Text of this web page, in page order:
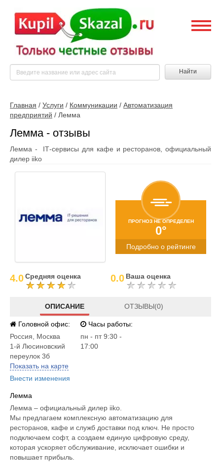
Найти
Главная / Услуги / Коммуникации / Автоматизация
предприятий / Лемма
Лемма - отзывы
Лемма - IT‑сервисы для кафе и ресторанов, официальный
дилер iiko
ПРОГНОЗ НЕ ОПРЕДЕЛЕН
0°
Подробно о рейтинге
4.0Средняя оценка 0.0 Ваша оценка
ОПИСАНИЕ ОТЗЫВЫ(0)
Головной офис:
Россия
Москва
1-й Люсиновский
переулок 3б
Показать на карте
Внести изменения
Часы работы:
пн - пт 9:30 -
17:00
Лемма
Лемма – официальный дилер iiko.
Мы предлагаем комплексную автоматизацию для
ресторанов, кафе и служб доставки под ключ. Не просто
подключаем софт, а создаем единую цифровую среду,
которая ускоряет обслуживание, исключает ошибки и
повышает прибыль.